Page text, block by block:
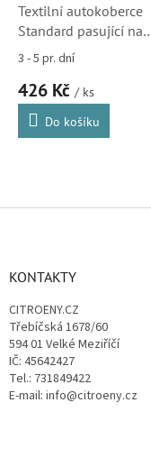
Textilní autokoberce
Standard pasující na
Peugeot 208 2019-
3 - 5 pr. dní
426 Kč / ks
Do košíku
Z
KONTAKTY
CITROENY.CZ
Třebíčská 1678/60
594 01 Velké Meziříčí
IČ: 45642427
Tel.: 731849422
E-mail: info@citroeny.cz